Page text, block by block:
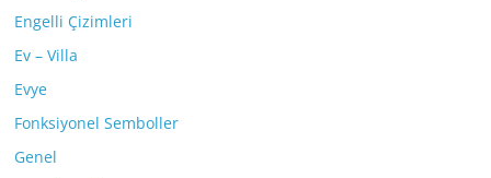
Engelli Çizimleri
Ev – Villa
Evye
Fonksiyonel Semboller
Genel